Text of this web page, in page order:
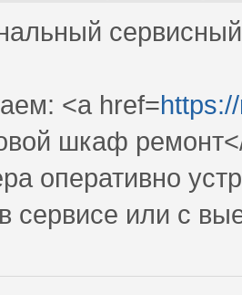
<a href=
шкаф
оперативно
сервисе или с